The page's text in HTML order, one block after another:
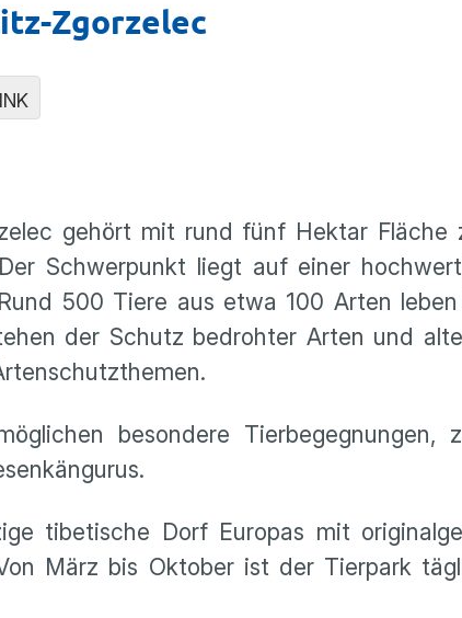
Zgorzelec
gehört mit rund fünf Hektar Fläche
Schwerpunkt liegt auf einer
500 Tiere aus etwa 100 Arten
der Schutz bedrohter Arten und
besondere Tierbegegnungen,
tibetische Dorf Europas mit
März bis Oktober ist der Tierpark